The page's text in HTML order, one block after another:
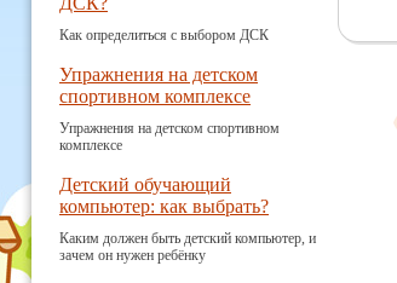
Как определиться с выбором ДСК
Упражнения на детском
спортивном комплексе
Упражнения на детском спортивном
комплексе
Детский обучающий
компьютер: как выбрать?
Каким должен быть детский компьютер, и
зачем он нужен ребёнку